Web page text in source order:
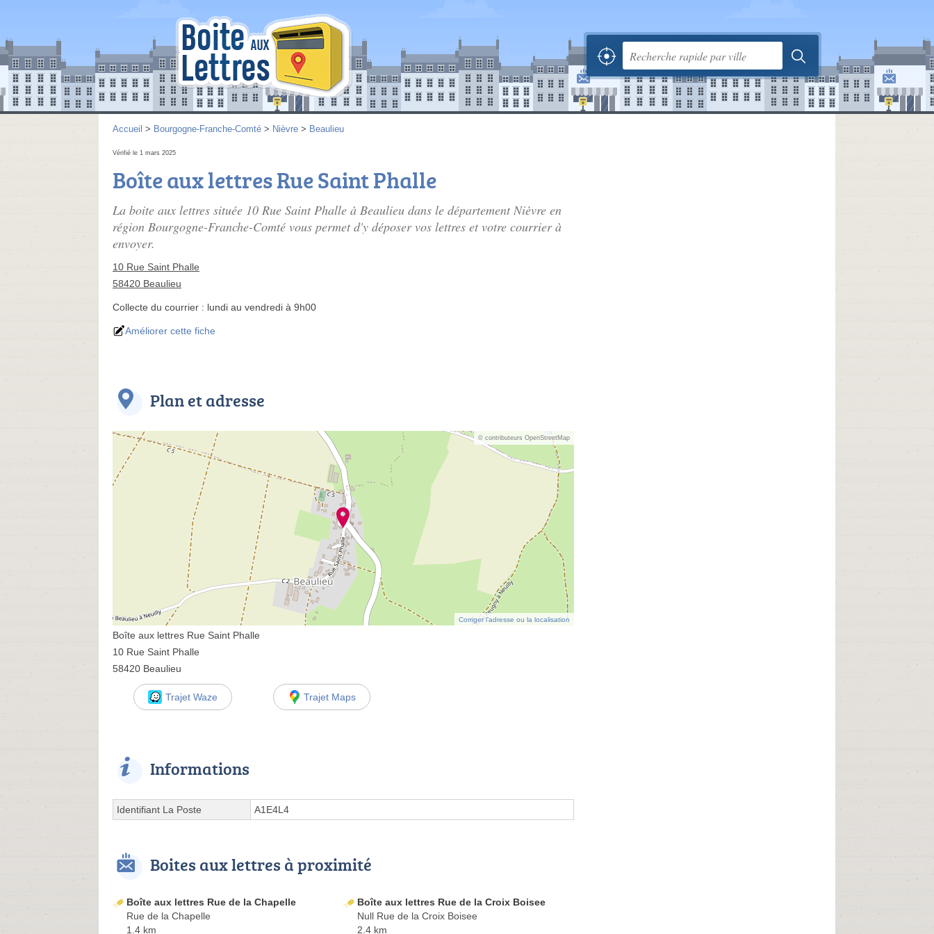
Accueil > Bourgogne-Franche-Comté > Nièvre > Beaulieu
Vérifié le 1 mars 2025
Boîte aux lettres Rue Saint Phalle
La boite aux lettres située 10 Rue Saint Phalle à Beaulieu dans le département Nièvre en
région Bourgogne-Franche-Comté vous permet d'y déposer vos lettres et votre courrier à
envoyer.
10 Rue Saint Phalle
58420 Beaulieu
Collecte du courrier : lundi au vendredi à 9h00
Améliorer cette fiche
Plan et adresse
© contributeurs OpenStreetMap
Corriger l’adresse ou la localisation
Boîte aux lettres Rue Saint Phalle
10 Rue Saint Phalle
58420 Beaulieu
Trajet Waze Trajet Maps
Informations
Identifiant La Poste A1E4L4
Boites aux lettres à proximité
Boîte aux lettres Rue de la Chapelle
Rue de la Chapelle
1.4 km
Boîte aux lettres Rue de la Croix Boisee
Null Rue de la Croix Boisee
2.4 km